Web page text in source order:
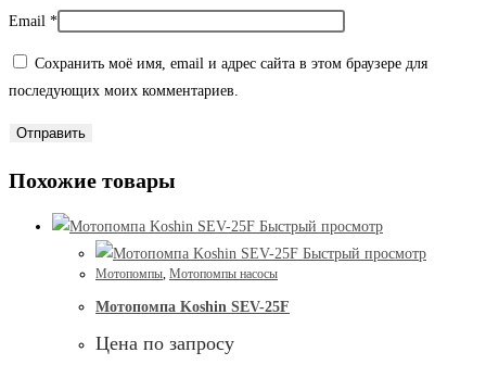
Email *
Сохранить моё имя, email и адрес сайта в этом браузере для
последующих моих комментариев.
Похожие товары
Быстрый просмотр
Быстрый просмотр
Мотопомпы, Мотопомпы насосы
Мотопомпа Koshin SEV-25F
Цена по запросу